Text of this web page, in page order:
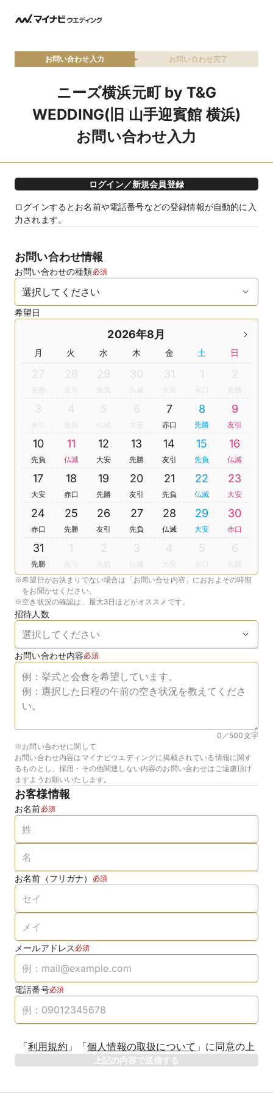
お問い合わせ入力 お問い合わせ完了
ニーズ横浜元町 by T&G
WEDDING(旧 山手迎賓館 横浜)
お問い合わせ入力
ログイン／新規会員登録
ログインするとお名前や電話番号などの登録情報が自動的に入
力されます。
お問い合わせ情報
お問い合わせの種類必須
希望日
2026年8月
月 火 水 木 金 土 日
27 28
友引
29
先負
30
仏滅
31
大安
1 2
3
友引
4
先負
5
仏滅
6
大安
7
赤口
8
先勝
9
友引
10
先負
11
仏滅
12
大安
13
先勝
14
友引
15
先負
16
仏滅
17
大安
18
赤口
19
先勝
20
友引
21
先負
22
仏滅
23
大安
24
赤口
25
先勝
26
友引
27
先負
28
仏滅
29
大安
30
赤口
31
先勝
1
友引
2
先負
3
仏滅
4
大安
5 6
※希望日がお決まりでない場合は「お問い合せ内容」におおよその時期
をお聞かせください。
※空き状況の確認は、最大3日ほどがオススメです。
招待人数
お問い合わせ内容必須
0／500文字
※お問い合わせに関して
お問い合わせ内容はマイナビウエディングに掲載されている情報に関す
るものとし、採用・その他関連しない内容のお問い合わせはご遠慮頂け
ますようお願いいたします。
お客様情報
お名前必須
お名前（フリガナ） 必須
メールアドレス 必須
電話番号必須
「利用規約 」 「個人情報の取扱について 」 に同意の上
上記の内容で送信する